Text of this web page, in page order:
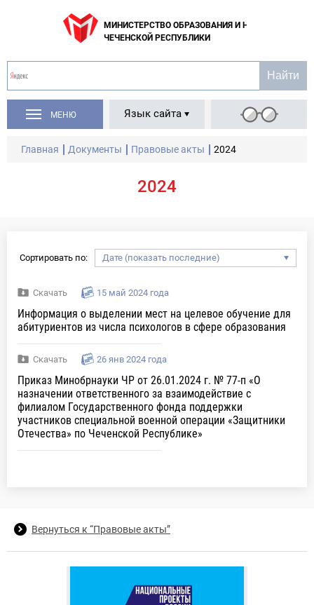
МИНИСТЕРСТВО ОБРАЗОВАНИЯ И НАУКИ
ЧЕЧЕНСКОЙ РЕСПУБЛИКИ
МЕНЮ Язык сайта
Главная Документы Правовые акты 2024
2024
Сортировать по:
Скачать 15 май 2024 года
Информация о выделении мест на целевое обучение для
абитуриентов из числа психологов в сфере образования
Скачать 26 янв 2024 года
Приказ Минобрнауки ЧР от 26.01.2024 г. № 77-п «О
назначении ответственного за взаимодействие с
филиалом Государственного фонда поддержки
участников специальной военной операции «Защитники
Отечества» по Чеченской Республике»
Вернуться к “Правовые акты”